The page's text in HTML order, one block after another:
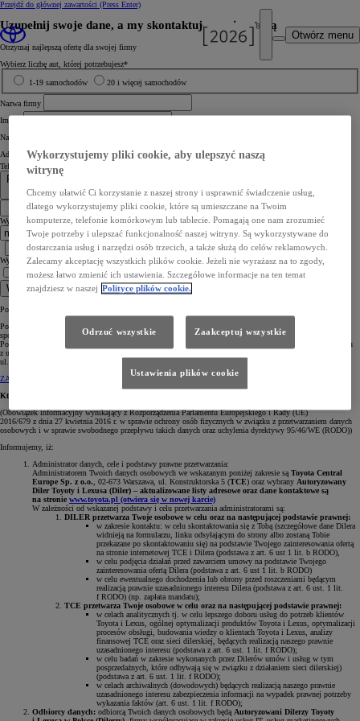
Przejdź do głównej zawartości (Press Enter)
Otwórz menu
Uzupełnij swoje dane, a my skontaktujemy się z tobą
Otrzymaj najlepszą ofertę dla swojej firmy
Wybierz liczbę aut, której potrzebujesz*
1-19 samochodów 20 i więcej samochodów
Nazwa firmy
Imię *
Nazwisko *
Adres e‑mail *
Telefon komórkowy *
Poland +48
+48
Wybierz stację dilerską * (wybierz przy pomocy mapy)
Wybierz stację dilerską (wróć do wyboru z listy)
Rozumiem informację. Wyrażam zgodę na kontakt telefoniczny lub mailowy.*
Wyślij
Pola oznaczone * są obowiązkowe, aby wybrany Diler mógł skontaktować się z Tobą.
Pozostawiasz nam swoje dane osobowe poprzez formularz stanowiący prośbę o przedstawienie oferty. W ten
sposób podajesz nam swoje dane kontaktowe celem skontaktowania się z Tobą telefonicznie lub mailowo.
Pozostawienie danych jest dobrowolne, ale konieczne, abyśmy mogli przedstawić Ci naszą ofertę. W związku
z usługą przedstawienia oferty i przekazanymi danymi, Toyota Central Europe Sp. z o.o., 02-673 Warszawa,
ul. Konstruktorska 5 (TCE) oraz wybrany Diler są administratorami Twoich danych osobowych.
ZAPOZNAJ SIĘ Z OBOWIĄZKIEM INFORMACYJNYM
Kto i jak przetwarza Twoje dane?
(Obowiązek informacyjny wynikający z Rozporządzenia Parlamentu Europejskiego i Rady (UE)
2016/679 z dnia 27 kwietnia 2016 r. w sprawie ochrony osób fizycznych w związku z przetwarzaniem danych
osobowych i w sprawie swobodnego przepływu takich danych oraz uchylenia dyrektywy 95/46/WE (RODO))
Informujemy, iż:
Administrator danych, cele i podstawy prawne przetwarzania:
Administratorem Twoich danych osobowych we wskazanym poniżej zakresie są Toyota Central
Europe Sp. z o.o. , 02-673 Warszawa, ul. Konstruktorska 5 (TCE) oraz wybrany Autoryzowany
Diler Toyoty i Lexusa (Diler) – aktualizowane listy adresowe oraz dane kontaktowe są
na stronie www.toyota.pl (otwiera się w nowej karcie)
W zależności od wskazanej podstawy i celu przetwarzania administratorami są:
DILER przetwarza Twoje osobowe w celu oraz na następującej podstawie prawnej:
w zakresie kontaktu: w celu skontaktowania się z Tobą (szczegółowe dane Dilera
widnieją na formularzu, linku odsyłającym do strony albo zostaną Tobie
przekazane po skontaktowaniu się) na podstawie Twojego zainteresowania ofertą
na stronie internetowej TCE i Dilera (podstawa z art. 6 ust 1 lit. b RODO),
w celu podjęcia działań przed zawarciem umowy na podstawie Twojego
zainteresowania ofertą Dilera (podstawa z art. 6 ust 1 lit. b RODO)
w celu ewentualnego dochodzenia lub obrony przed roszczeniami będącym
realizacją prawnie uzasadnionego interesu Dilera (podstawa z art. 6 ust. 1 lit.
f RODO) (np. zapłata mandatu);
TCE przetwarza Twoje osobowe w celu oraz na następującej podstawie prawnej:
w celach analitycznych tj. w celu lepszego doboru usług do potrzeb klientów
Toyota i Lexus, ogólnej optymalizacji produktów Toyota i Lexus, optymalizacji
procesów obsługi, budowania wiedzy o klientach Toyota i Lexus, analizy
finansowej TCE oraz sieci dilerskiej, będących realizacją naszego prawnie
uzasadnionego interesu (podstawa z art. 6 ust. 1 lit. f RODO);
w celu badań w zakresie wykonanych przez Dilerów umów i usług w tym
posprzedażnych, które odbywają się w związku z działaniem sieci dilerskiej)
(podstawa z art. 6 ust. 1 lit. f RODO);
w celach archiwalnych (dowodowych) będących realizacją naszego prawnie
uzasadnionego interesu zabezpieczenia informacji na wypadek prawnej potrzeby
wykazania faktów (art. 6 ust. 1 lit. f RODO);
Odbiorcy danych: odbiorcą Twoich danych osobowych będą Autoryzowani Dilerzy Toyoty
Wykorzystujemy pliki cookie, aby ulepszyć naszą
witrynę
Chcemy ułatwić Ci korzystanie z naszej strony i usprawnić świadczenie usług,
dlatego wykorzystujemy pliki cookie, które są umieszczane na Twoim
komputerze, telefonie komórkowym lub tablecie. Pomagają one nam zrozumieć
Twoje potrzeby i ulepszać funkcjonalność naszej witryny. Są wykorzystywane do
dostarczania usług i narzędzi osób trzecich, a także służą do celów reklamowych.
Zalecamy akceptację wszystkich plików cookie. Jeżeli nie wyrażasz na to zgody,
możesz łatwo zmienić ich ustawienia. Szczegółowe informacje na ten temat
znajdziesz w naszej Polityce plików cookie.
Odrzuć wszystkie Zaakceptuj wszystkie
Ustawienia plików cookie